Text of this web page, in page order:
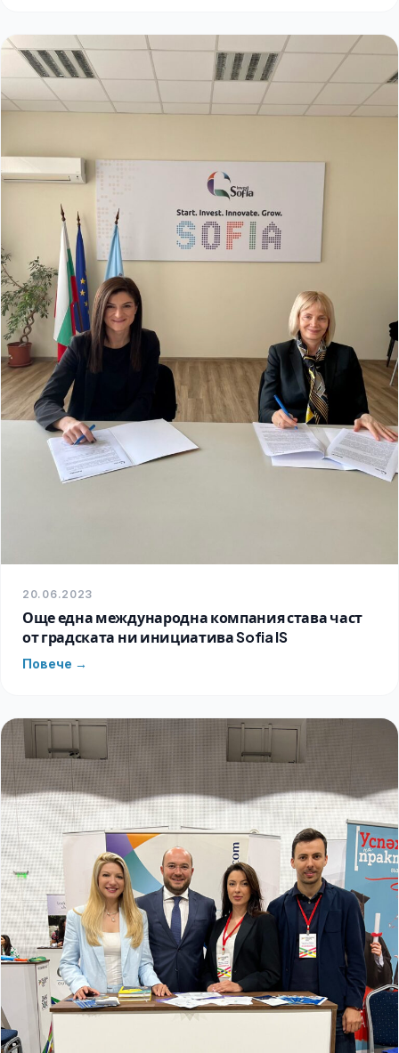
20.06.2023
Още една международна компания става част
от градската ни инициатива Sofia IS
Повече →